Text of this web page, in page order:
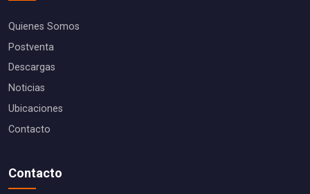
Quienes Somos
Postventa
Descargas
Noticias
Ubicaciones
Contacto
Contacto